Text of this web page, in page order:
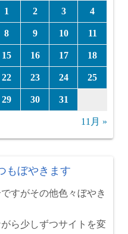
1 2 3 4
8 9 10 11
15 16 17 18
22 23 24 25
29 30 31
11月 »
もぼやきます
すがその他色々ぼやき
ら少しずつサイトを変